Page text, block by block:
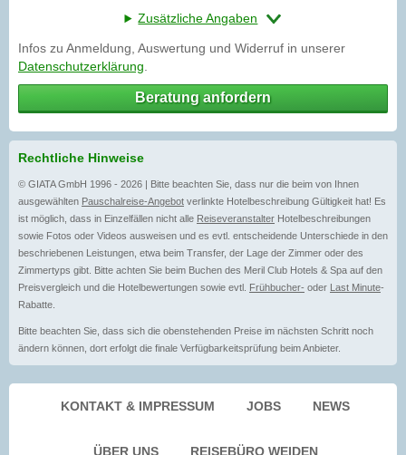
Zusätzliche Angaben
Infos zu Anmeldung, Auswertung und Widerruf in unserer
Datenschutzerklärung
Beratung anfordern
Rechtliche Hinweise
© GIATA GmbH 1996 - 2026 | Bitte beachten Sie, dass nur die beim von Ihnen
ausgewählten Pauschalreise-Angebot verlinkte Hotelbeschreibung Gültigkeit hat! Es
ist möglich, dass in Einzelfällen nicht alle Reiseveranstalter Hotelbeschreibungen
sowie Fotos oder Videos ausweisen und es evtl. entscheidende Unterschiede in den
beschriebenen Leistungen, etwa beim Transfer, der Lage der Zimmer oder des
Zimmertyps gibt. Bitte achten Sie beim Buchen des Meril Club Hotels & Spa auf den
Preisvergleich und die Hotelbewertungen sowie evtl. Frühbucher- oder Last Minute-
Rabatte.
Bitte beachten Sie, dass sich die obenstehenden Preise im nächsten Schritt noch
ändern können, dort erfolgt die finale Verfügbarkeitsprüfung beim Anbieter.
KONTAKT & IMPRESSUM JOBS NEWS
ÜBER UNS REISEBÜRO WEIDEN